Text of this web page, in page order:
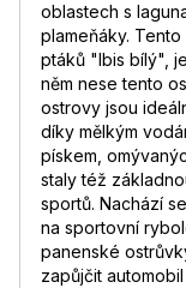
oblastech s
plameňáky.
ptáků "Ibis bílý",
něm nese tento
ostrovy jsou
díky mělkým
pískem,
staly též
sportů. Nachází
na sportovní
panenské
zapůjčit